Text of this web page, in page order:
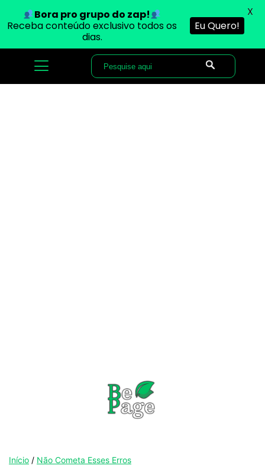
Início / Não Cometa Esses Erros
Bora pro grupo do zap!
Receba conteúdo exclusivo todos os
dias.
Eu Quero!
X